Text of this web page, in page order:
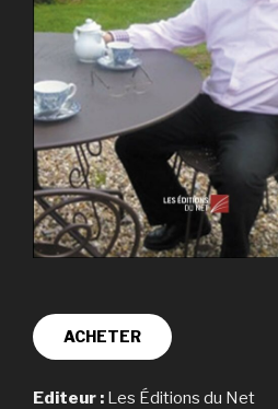
ACHETER
Editeur : Les Éditions du Net